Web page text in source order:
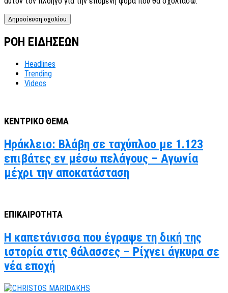
ΡΟΗ ΕΙΔΗΣΕΩΝ
Headlines
Trending
Videos
ΚΕΝΤΡΙΚΟ ΘΕΜΑ
Ηράκλειο: Βλάβη σε ταχύπλοο με 1.123
επιβάτες εν μέσω πελάγους – Αγωνία
μέχρι την αποκατάσταση
ΕΠΙΚΑΙΡΟΤΗΤΑ
Η καπετάνισσα που έγραψε τη δική της
ιστορία στις θάλασσες – Ρίχνει άγκυρα σε
νέα εποχή